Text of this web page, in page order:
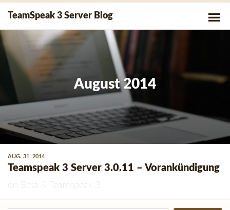
content
TeamSpeak 3 Server Blog
August 2014
AUG. 31, 2014
Teamspeak 3 Server 3.0.11 – Vorankündigung
Beta & Teamspeak 3